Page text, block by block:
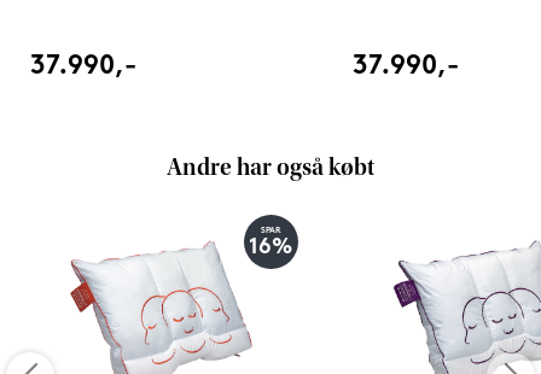
37.990,- 37.990,-
Andre har også købt
SPAR
16%